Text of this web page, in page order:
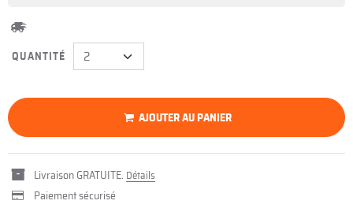
QUANTITÉ
AJOUTER AU PANIER
Livraison GRATUITE. Détails
Paiement sécurisé